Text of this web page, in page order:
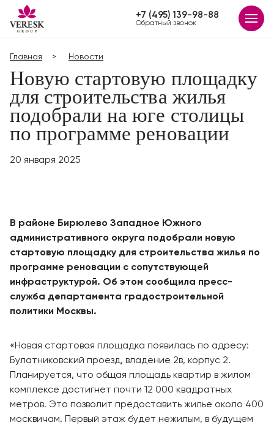
+7 (495) 139-98-88
Обратный звонок
Главная Новости
Новую стартовую площадку
для строительства жилья
подобрали на юге столицы
по программе реновации
20 января 2025
В районе Бирюлево Западное Южного
административного округа подобрали новую
стартовую площадку для строительства жилья по
программе реновации с сопутствующей
инфраструктурой. Об этом сообщила пресс-
служба департамента градостроительной
политики Москвы.
«Новая стартовая площадка появилась по адресу:
Булатниковский проезд, владение 2в, корпус 2.
Планируется, что общая площадь квартир в жилом
комплексе достигнет почти 12 000 квадратных
метров. Это позволит предоставить жилье около 400
москвичам. Первый этаж будет нежилым, в будущем